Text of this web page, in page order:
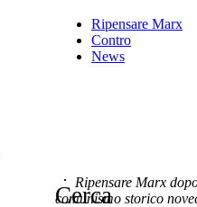
Ripensare Marx
Contro
News
Ripensare Marx
comunismo storico
Cerca